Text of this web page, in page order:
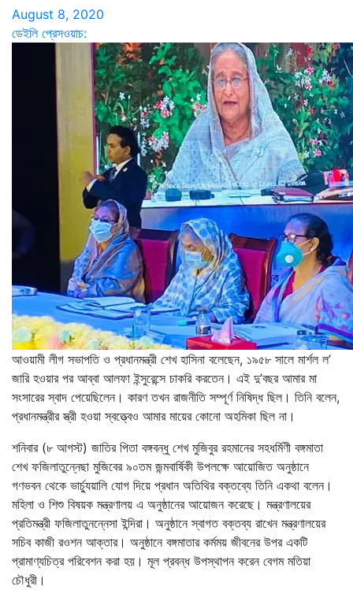
August 8, 2020
ডেইলি প্রেসওয়াচ:
আওয়ামী লীগ সভাপতি ও প্রধানমন্ত্রী শেখ হাসিনা বলেছেন, ১৯৫৮ সালে মার্শল ল’
জারি হওয়ার পর আব্বা আলফা ইন্সুরেন্সে চাকরি করতেন। এই দু’বছর আমার মা
সংসারের স্বাদ পেয়েছিলেন। কারণ তখন রাজনীতি সম্পূর্ণ নিষিদ্ধ ছিল। তিনি বলেন,
প্রধানমন্ত্রীর স্ত্রী হওয়া স্বত্ত্বেও আমার মায়ের কোনো অহমিকা ছিল না।
শনিবার (৮ আগস্ট) জাতির পিতা বঙ্গবন্ধু শেখ মুজিবুর রহমানের সহধর্মিণী বঙ্গমাতা
শেখ ফজিলাতুন্নেছা মুজিবের ৯০তম জন্মবার্ষিকী উপলক্ষে আয়োজিত অনুষ্ঠানে
গণভবন থেকে ভার্চ্যুয়ালি যোগ দিয়ে প্রধান অতিথির বক্তব্যে তিনি একথা বলেন।
মহিলা ও শিশু বিষয়ক মন্ত্রণালয় এ অনুষ্ঠানের আয়োজন করেছে। মন্ত্রণালয়ের
প্রতিমন্ত্রী ফজিলাতুনন্নেসা ইন্দিরা। অনুষ্ঠানে স্বাগত বক্তব্য রাখেন মন্ত্রণালয়ের
সচিব কাজী রওশন আক্তার। অনুষ্ঠানে বঙ্গমাতার কর্মময় জীবনের উপর একটি
প্রামাণ্যচিত্র পরিবেশন করা হয়। মূল প্রবন্ধ উপস্থাপন করেন বেগম মতিয়া
চৌধুরী।